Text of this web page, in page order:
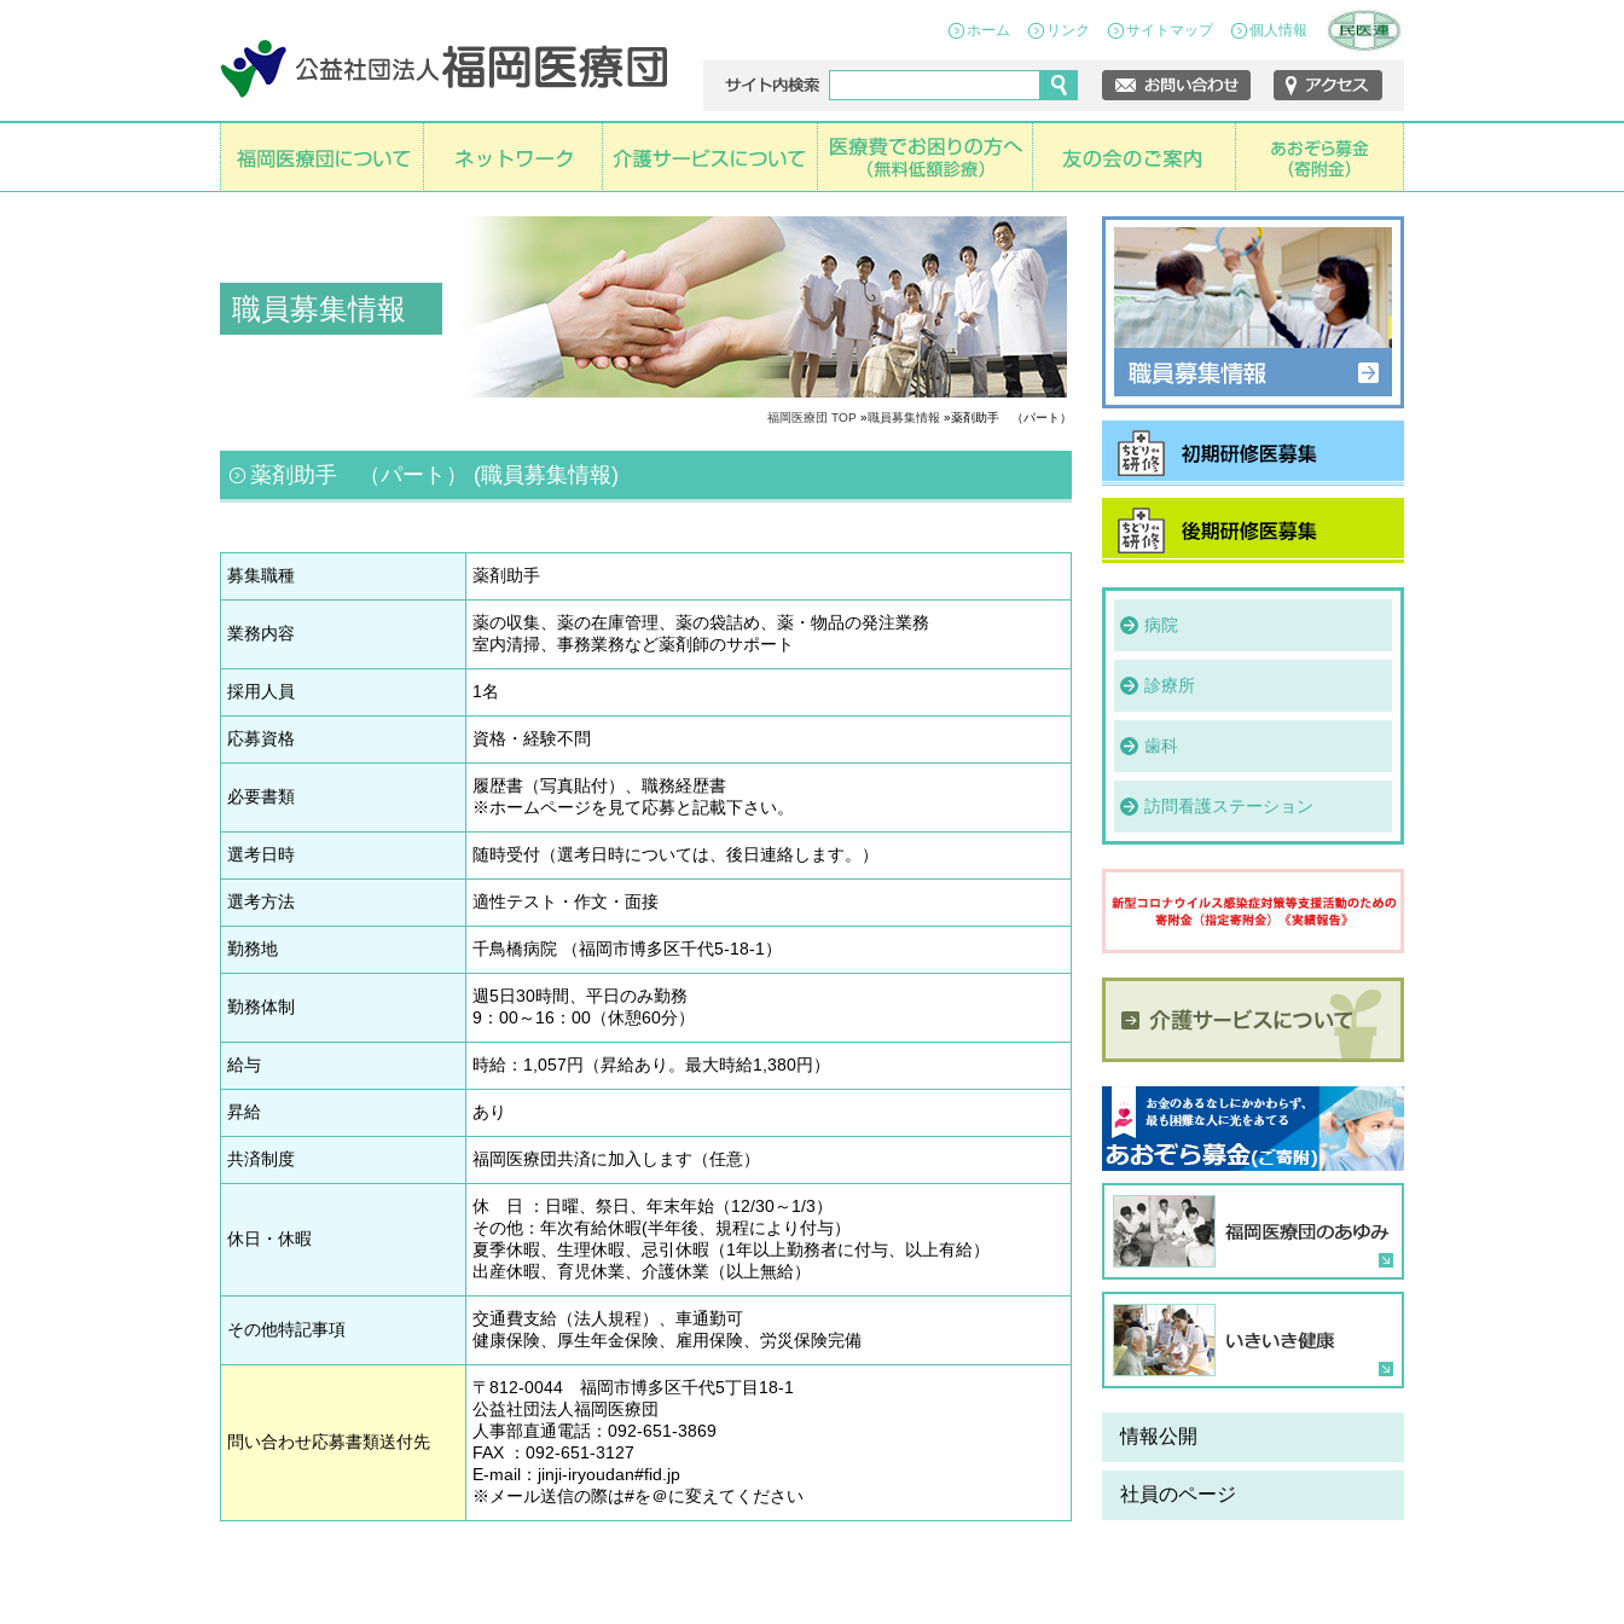
ホーム リンク サイトマップ 個人情報
職員募集情報
福岡医療団 TOP »職員募集情報 »薬剤助手 （パート）
薬剤助手 （パート） (職員募集情報)
募集職種 薬剤助手
業務内容
薬の収集、薬の在庫管理、薬の袋詰め、薬・物品の発注業務
室内清掃、事務業務など薬剤師のサポート
採用人員 1名
応募資格 資格・経験不問
必要書類
履歴書（写真貼付）、職務経歴書
※ホームページを見て応募と記載下さい。
選考日時 随時受付（選考日時については、後日連絡します。）
選考方法 適性テスト・作文・面接
勤務地 千鳥橋病院 （福岡市博多区千代5-18-1）
勤務体制
週5日30時間、平日のみ勤務
9：00～16：00（休憩60分）
給与 時給：1,057円（昇給あり。最大時給1,380円）
昇給 あり
共済制度 福岡医療団共済に加入します（任意）
休日・休暇
休 日 ：日曜、祭日、年末年始（12/30～1/3）
その他：年次有給休暇(半年後、規程により付与）
夏季休暇、生理休暇、忌引休暇（1年以上勤務者に付与、以上有給）
出産休暇、育児休業、介護休業（以上無給）
その他特記事項
交通費支給（法人規程）、車通勤可
健康保険、厚生年金保険、雇用保険、労災保険完備
問い合わせ応募書類送付先
〒812-0044 福岡市博多区千代5丁目18-1
公益社団法人福岡医療団
人事部直通電話：092-651-3869
FAX ：092-651-3127
E‐mail：jinji-iryoudan#fid.jp
※メール送信の際は#を＠に変えてください
病院
診療所
歯科
訪問看護ステーション
情報公開
社員のページ